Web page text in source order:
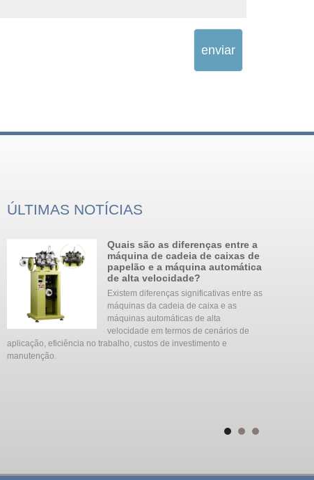
enviar
ÚLTIMAS NOTÍCIAS
Quais são as diferenças entre a
máquina de cadeia de caixas de
papelão e a máquina automática
de alta velocidade?
Existem diferenças significativas entre as
máquinas da cadeia de caixa e as
máquinas automáticas de alta
velocidade em termos de cenários de
aplicação, eficiência no trabalho, custos de investimento e
manutenção. ‌‌